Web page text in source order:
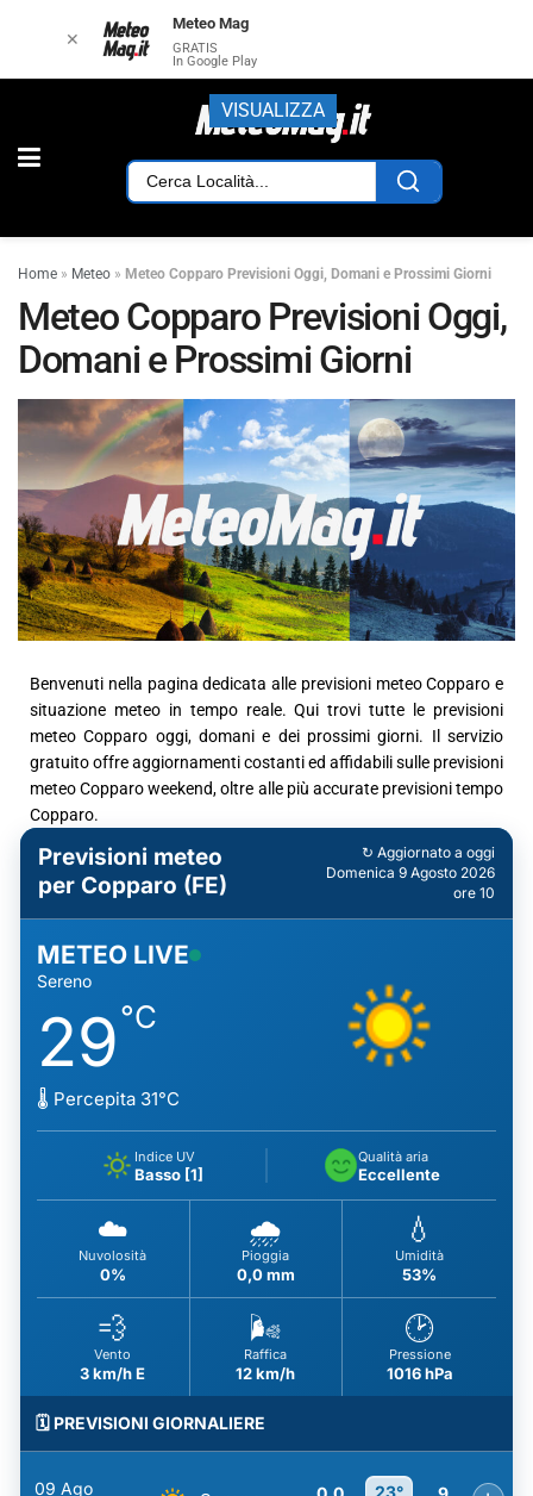
Home » Meteo » Meteo Copparo Previsioni Oggi, Domani e Prossimi Giorni
Meteo Copparo Previsioni Oggi,
Domani e Prossimi Giorni
Benvenuti nella pagina dedicata alle previsioni meteo Copparo e
situazione meteo in tempo reale. Qui trovi tutte le previsioni
meteo Copparo oggi, domani e dei prossimi giorni. Il servizio
gratuito offre aggiornamenti costanti ed affidabili sulle previsioni
meteo Copparo weekend, oltre alle più accurate previsioni tempo
Copparo.
Previsioni meteo
per Copparo (FE)
↻ Aggiornato a oggi
Domenica 9 Agosto 2026
ore 10
METEO LIVE
Sereno
29°C
🌡️ Percepita 31°C
Indice UV
Basso [1]
Qualità aria
Eccellente
☁️
Nuvolosità
0%
🌧️
Pioggia
0,0 mm
💧
Umidità
53%
💨
Vento
3 km/h E
🌬️
Raffica
12 km/h
🕑
Pressione
1016 hPa
🗓️ PREVISIONI GIORNALIERE
09 Ago
23°
✕
Meteo Mag
GRATIS
In Google Play
VISUALIZZA